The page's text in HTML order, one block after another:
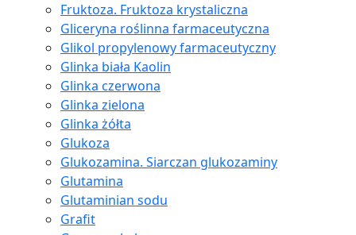
Fruktoza. Fruktoza krystaliczna
Gliceryna roślinna farmaceutyczna
Glikol propylenowy farmaceutyczny
Glinka biała Kaolin
Glinka czerwona
Glinka zielona
Glinka żółta
Glukoza
Glukozamina. Siarczan glukozaminy
Glutamina
Glutaminian sodu
Grafit